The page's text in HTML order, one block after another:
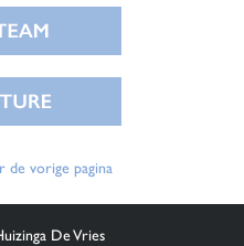
de vorige pagina
De Vries